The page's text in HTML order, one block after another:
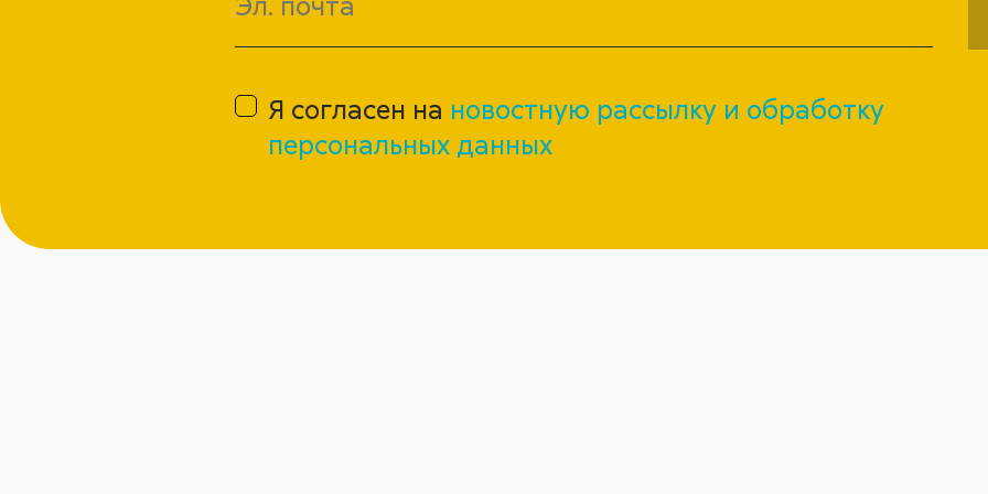
Я согласен на новостную рассылку и обработку
персональных данных